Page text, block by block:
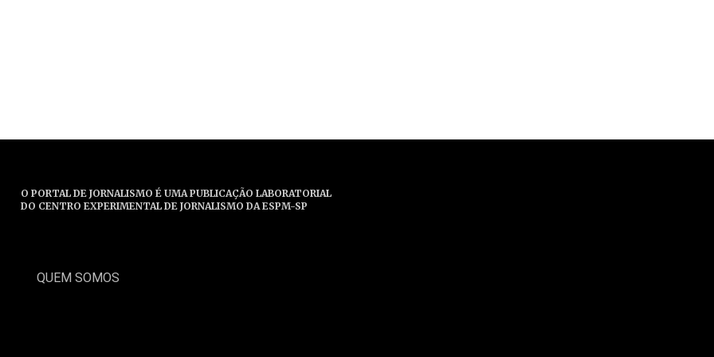
O PORTAL DE JORNALISMO É UMA PUBLICAÇÃO LABORATORIAL
DO CENTRO EXPERIMENTAL DE JORNALISMO DA ESPM-SP
QUEM SOMOS